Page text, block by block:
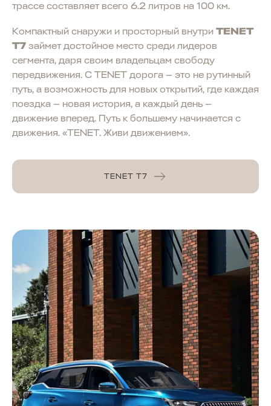
трассе составляет всего 6.2 литров на 100 км.
Компактный снаружи и просторный внутри TENET
T7 займет достойное место среди лидеров
сегмента, даря своим владельцам свободу
передвижения. С TENET дорога — это не рутинный
путь, а возможность для новых открытий, где каждая
поездка — новая история, а каждый день —
движение вперед. Путь к большему начинается с
движения. «TENET. Живи движением».
TENET T7